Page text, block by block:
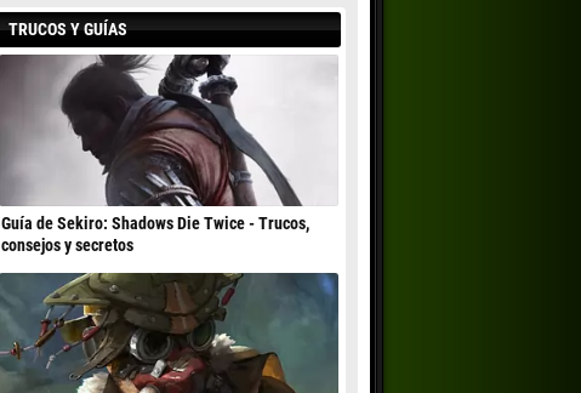
TRUCOS Y GUÍAS
Guía de Sekiro: Shadows Die Twice - Trucos,
consejos y secretos